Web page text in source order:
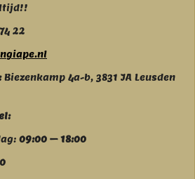
22
Biezenkamp 4a-b, 3831 JA Leusden
09:00 – 18:00